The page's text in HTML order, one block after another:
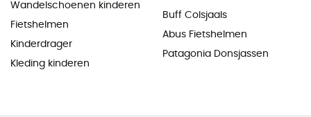
Wandelschoenen kinderen
Fietshelmen
Kinderdrager
Kleding kinderen
Buff Colsjaals
Abus Fietshelmen
Patagonia Donsjassen